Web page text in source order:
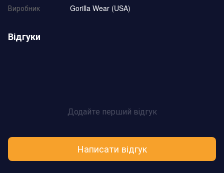
Виробник
Gorilla Wear (USA)
Відгуки
Додайте перший відгук
Написати відгук